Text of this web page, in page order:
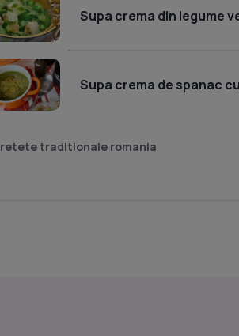
Supa crema din legume
Supa crema de spanac
retete traditionale romania